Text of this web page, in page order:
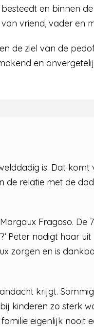
en binnen
vriend, vader en
de ziel van de
en
is. Dat
relatie met de
Fragoso. De
Peter nodigt haar
zorgen en is
krijgt.
kinderen zo sterk
eigenlijk nooit